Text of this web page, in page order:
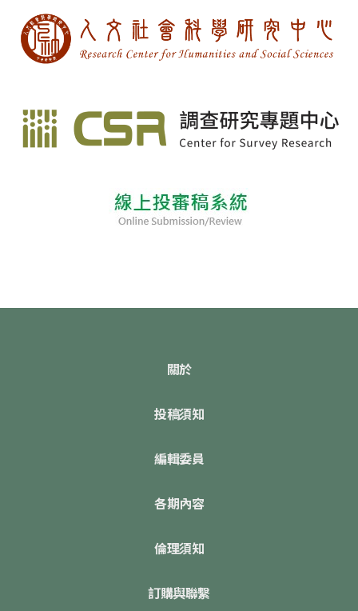
關於
投稿須知
編輯委員
各期內容
倫理須知
訂購與聯繫